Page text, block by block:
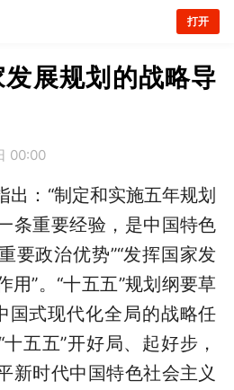
打开
展规划的战略导
00:00
：“制定和实施五年规划
条重要经验，是中国特色
要政治优势”“发挥国家发
用”。“十五五”规划纲要草
国式现代化全局的战略任
五五”开好局、起好步，
新时代中国特色社会主义